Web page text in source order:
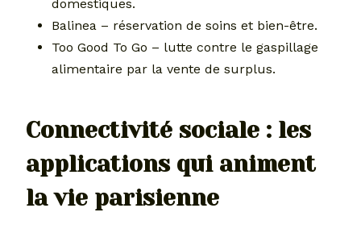
domestiques.
Balinea – réservation de soins et bien-être.
Too Good To Go – lutte contre le gaspillage
alimentaire par la vente de surplus.
Connectivité sociale : les
applications qui animent
la vie parisienne